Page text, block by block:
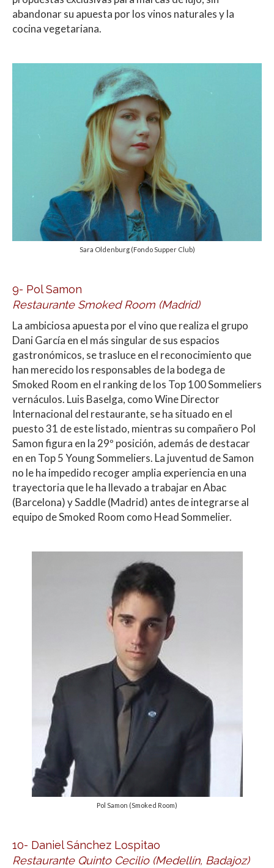
abandonar su apuesta por los vinos naturales y la
cocina vegetariana.
Sara Oldenburg (Fondo Supper Club)
9- Pol Samon
Restaurante Smoked Room (Madrid)
La ambiciosa apuesta por el vino que realiza el grupo
Dani García en el más singular de sus espacios
gastronómicos, se trasluce en el reconocimiento que
han merecido los responsables de la bodega de
Smoked Room en el ranking de los Top 100 Sommeliers
vernáculos. Luis Baselga, como Wine Director
Internacional del restaurante, se ha situado en el
puesto 31 de este listado, mientras su compañero Pol
Samon figura en la 29º posición, además de destacar
en en Top 5 Young Sommeliers. La juventud de Samon
no le ha impedido recoger amplia experiencia en una
trayectoria que le ha llevado a trabajar en Abac
(Barcelona) y Saddle (Madrid) antes de integrarse al
equipo de Smoked Room como Head Sommelier.
Pol Samon (Smoked Room)
10- Daniel Sánchez Lospitao
Restaurante Quinto Cecilio (Medellín, Badajoz)